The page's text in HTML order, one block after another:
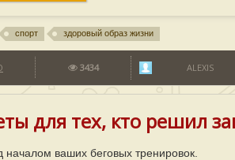
спорт здоровый образ жизни
3434 ALEXIS
для тех, кто решил
началом ваших беговых тренировок.